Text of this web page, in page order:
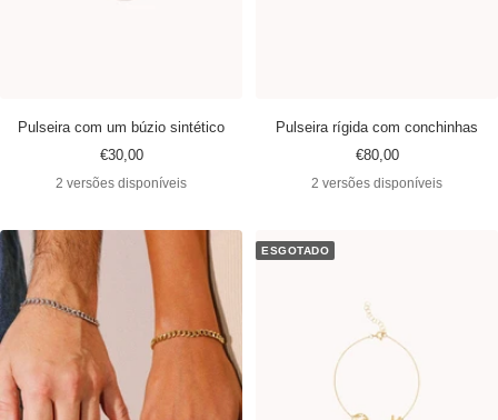
Pulseira com um búzio sintético
Preço
promocional
€30,00
2 versões disponíveis
Pulseira rígida com conchinhas
Preço
promocional
€80,00
2 versões disponíveis
ESGOTADO